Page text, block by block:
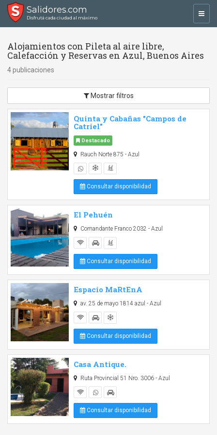
Salidores.com
Disfrutá cada ciudad al máximo
Alojamientos con Pileta al aire libre,
Calefacción y Reservas en Azul, Buenos Aires
4 publicaciones
Mostrar filtros
Quinta y Cabañas "Campos de
Catriel"
Destacado
Rauch Norte 875 - Azul
Consultar disponibilidad
El Pehuén
Comandante Franco 2032 - Azul
Consultar disponibilidad
Espacio MaRtEnA
av. 25 de mayo 1814 azul - Azul
Consultar disponibilidad
Casa Antique.
Ruta Provincial 51 Nro. 3006 - Azul
Consultar disponibilidad